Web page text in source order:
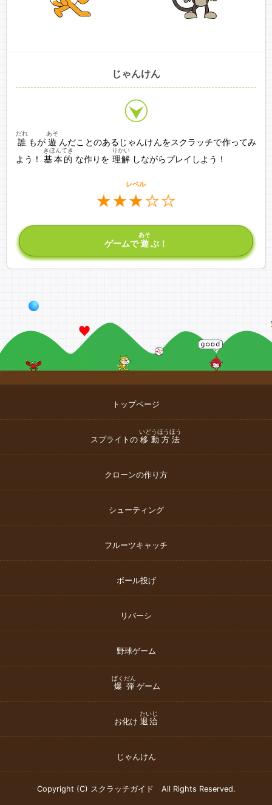
じゃんけん
誰
だれ
もが 遊
あそ
んだことのあるじゃんけんをスクラッチで作ってみ
よう！ 基本的
きほんてき
な作りを 理解
りかい
しながらプレイしよう！
レベル
ゲームで遊
あそ
ぶ！
トップページ
スプライトの 移動方法
いどうほうほう
クローンの作り方
シューティング
フルーツキャッチ
ボール投げ
リバーシ
野球ゲーム
爆弾
ばくだん
ゲーム
お化け 退治
たいじ
じゃんけん
Copyright (C) スクラッチガイド All Rights Reserved.